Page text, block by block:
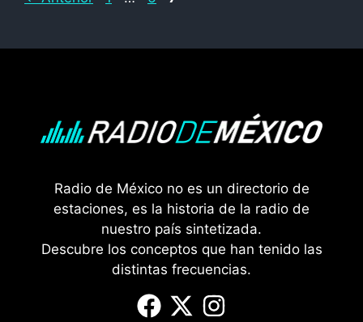
Radio de México no es un directorio de
estaciones, es la historia de la radio de
nuestro país sintetizada.
Descubre los conceptos que han tenido las
distintas frecuencias.